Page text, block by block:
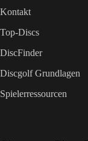
Kontakt
Top-Discs
DiscFinder
Discgolf Grundlagen
Spielerressourcen